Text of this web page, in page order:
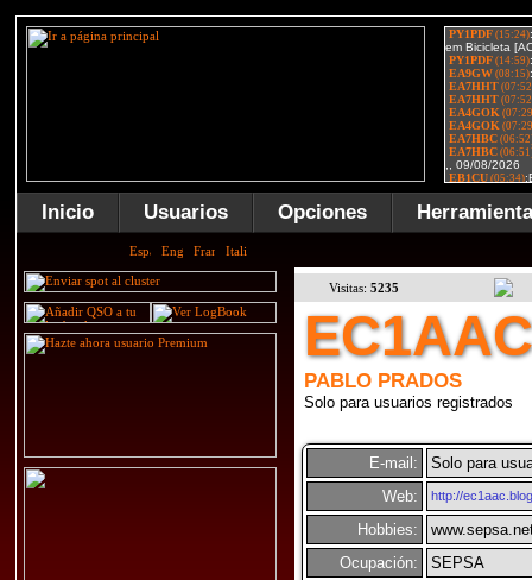
Inicio Usuarios Opciones
Visitas: 5235
EC1AAC
PABLO PRADOS
Solo para usuarios registrados
E-mail:
Solo para
Web:
http://
Hobbies:
Ocupación:
SEPSA